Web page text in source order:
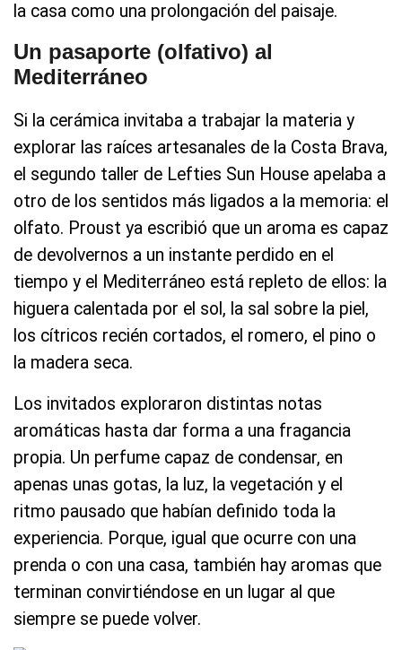
la casa como una prolongación del paisaje.
Un pasaporte (olfativo) al
Mediterráneo
Si la cerámica invitaba a trabajar la materia y
explorar las raíces artesanales de la Costa Brava,
el segundo taller de Lefties Sun House apelaba a
otro de los sentidos más ligados a la memoria: el
olfato. Proust ya escribió que un aroma es capaz
de devolvernos a un instante perdido en el
tiempo y el Mediterráneo está repleto de ellos: la
higuera calentada por el sol, la sal sobre la piel,
los cítricos recién cortados, el romero, el pino o
la madera seca.
Los invitados exploraron distintas notas
aromáticas hasta dar forma a una fragancia
propia. Un perfume capaz de condensar, en
apenas unas gotas, la luz, la vegetación y el
ritmo pausado que habían definido toda la
experiencia. Porque, igual que ocurre con una
prenda o con una casa, también hay aromas que
terminan convirtiéndose en un lugar al que
siempre se puede volver.